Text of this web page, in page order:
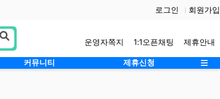
로그인 회원가입
운영자쪽지 1:1오픈채팅 제휴안내
커뮤니티 제휴신청 사